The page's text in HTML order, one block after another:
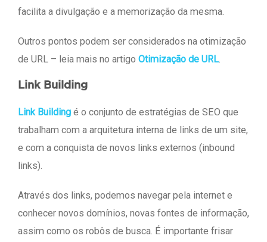
facilita a divulgação e a memorização da mesma.
Outros pontos podem ser considerados na otimização
de URL – leia mais no artigo Otimização de URL.
Link Building
Link Building é o conjunto de estratégias de SEO que
trabalham com a arquitetura interna de links de um site,
e com a conquista de novos links externos (inbound
links).
Através dos links, podemos navegar pela internet e
conhecer novos domínios, novas fontes de informação,
assim como os robôs de busca. É importante frisar